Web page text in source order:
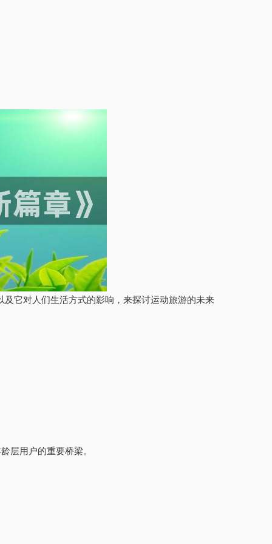
它对人们生活方式的影响，来探讨运动旅游的未来
层用户的重要桥梁。